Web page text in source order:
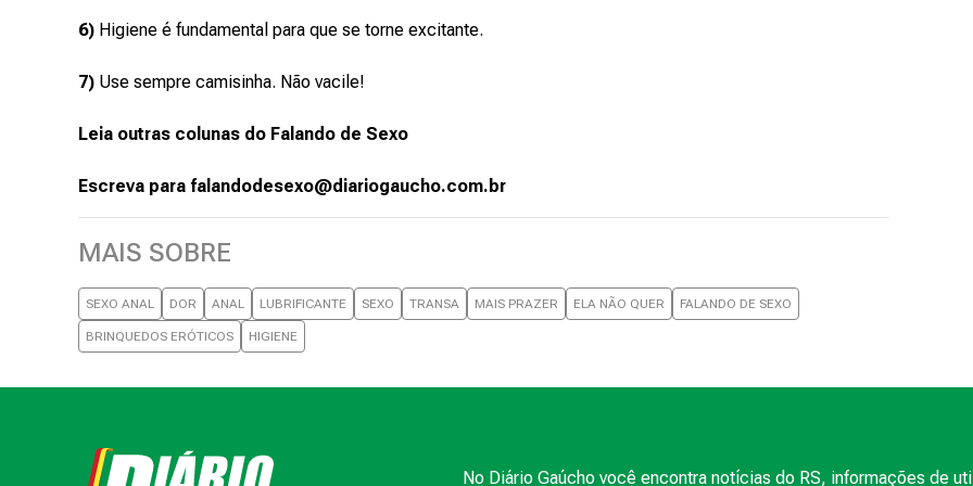
6) Higiene é fundamental para que se torne excitante.
7) Use sempre camisinha. Não vacile!
Leia outras colunas do Falando de Sexo
Escreva para falandodesexo@diariogaucho.com.br
MAIS SOBRE
SEXO ANAL DOR ANAL LUBRIFICANTE SEXO TRANSA MAIS PRAZER ELA NÃO QUER FALANDO DE SEXO
BRINQUEDOS ERÓTICOS HIGIENE
No Diário Gaúcho você encontra notícias do RS, informações de